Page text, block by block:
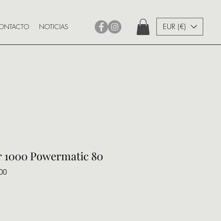
NOTICIAS EUR (€)
1000 Powermatic 80